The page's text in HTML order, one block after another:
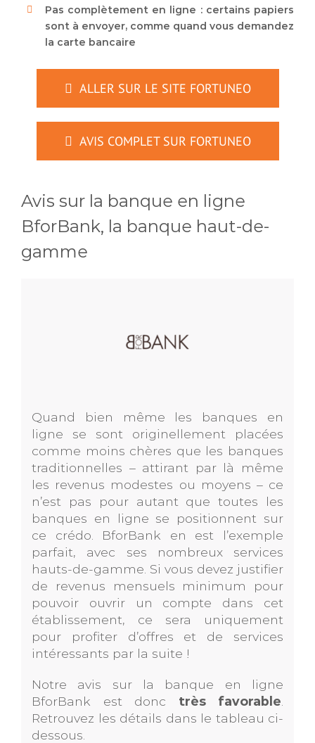
Pas complètement en ligne : certains papiers
sont à envoyer, comme quand vous demandez
la carte bancaire
ALLER SUR LE SITE FORTUNEO
AVIS COMPLET SUR FORTUNEO
Avis sur la banque en ligne
BforBank, la banque haut-de-
gamme
Quand bien même les banques en
ligne se sont originellement placées
comme moins chères que les banques
traditionnelles – attirant par là même
les revenus modestes ou moyens – ce
n’est pas pour autant que toutes les
banques en ligne se positionnent sur
ce crédo. BforBank en est l’exemple
parfait, avec ses nombreux services
hauts-de-gamme. Si vous devez justifier
de revenus mensuels minimum pour
pouvoir ouvrir un compte dans cet
établissement, ce sera uniquement
pour profiter d’offres et de services
intéressants par la suite !
Notre avis sur la banque en ligne
BforBank est donc très favorable
Retrouvez les détails dans le tableau ci-
dessous.